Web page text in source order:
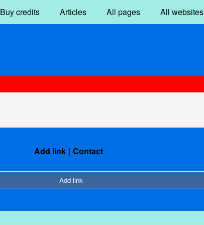
Buy credits Articles All pages All websites
Add link Contact
Add link